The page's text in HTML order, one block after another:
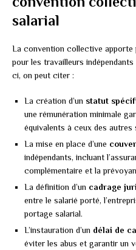
salarial
La convention collective apporte
pour les travailleurs
ci, on peut citer :
La création d’un statut
une rémunération minimale
équivalents à ceux des autres
La mise en place d’une
indépendants, incluant
complémentaire et la
La définition d’un cadrage
entre le salarié porté,
portage salarial.
L’instauration d’un délai de
éviter les abus et garantir un